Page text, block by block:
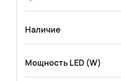
Наличие
Мощность LED (W)